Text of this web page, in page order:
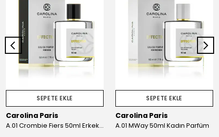
SEPETE EKLE
Carolina Paris
A.01 Crombie Fiers 50ml Erkek Parfüm
SEPETE EKLE
Carolina Paris
A.01 MWay 50ml Kadın Parfüm